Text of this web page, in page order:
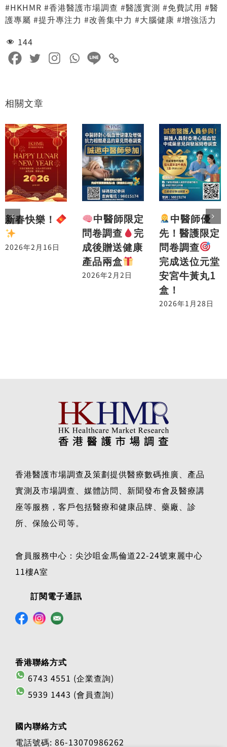
#HKHMR #香港醫護市場調查 #醫護實測 #免費試用 #醫
護專屬 #提升專注力 #改善集中力 #大腦健康 #增強活力
144
相關文章
新春快樂！
2026年2月16日
中醫師限定
問卷調查
完
成後贈送健康
產品兩盒
2026年2月2日
中醫師優
先！醫護限定
問卷調查
完成送位元堂
安宮牛黃丸1
盒！
2026年1月28日
香港醫護市場調查及策劃提供醫療數碼推廣、產品
實測及市場調查、媒體訪問、新聞發布會及醫療講
座等服務，客戶包括醫療和健康品牌、藥廠、診
所、保險公司等。
會員服務中心：尖沙咀金馬倫道22-24號東麗中心
11樓A室
訂閱電子通訊
香港聯絡方式
6743 4551 (企業查詢)
5939 1443 (會員查詢)
國內聯絡方式
電話號碼: 86-13070986262